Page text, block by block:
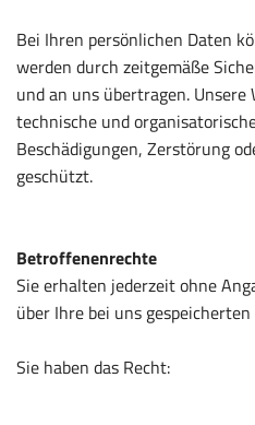
Bei Ihren persönlichen Daten
werden durch zeitgemäße
und an uns übertragen. Unsere
technische und
Beschädigungen, Zerstörung
geschützt.
Betroffenenrechte
Sie erhalten jederzeit ohne
über Ihre bei uns
Sie haben das Recht: